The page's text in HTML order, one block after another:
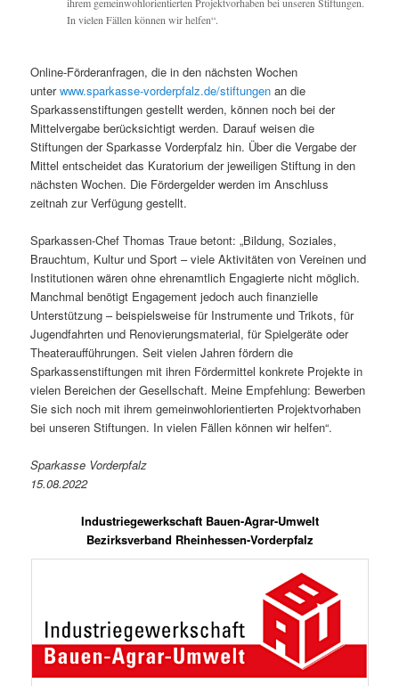
ihrem gemeinwohlorientierten Projektvorhaben bei unseren Stiftungen.
In vielen Fällen können wir helfen“.
Online-Förderanfragen, die in den nächsten Wochen
unterwww.sparkasse-vorderpfalz.de/stiftungen an die
Sparkassenstiftungen gestellt werden, können noch bei der
Mittelvergabe berücksichtigt werden. Darauf weisen die
Stiftungen der Sparkasse Vorderpfalz hin. Über die Vergabe der
Mittel entscheidet das Kuratorium der jeweiligen Stiftung in den
nächsten Wochen. Die Fördergelder werden im Anschluss
zeitnah zur Verfügung gestellt.
Sparkassen-Chef Thomas Traue betont: „Bildung, Soziales,
Brauchtum, Kultur und Sport – viele Aktivitäten von Vereinen und
Institutionen wären ohne ehrenamtlich Engagierte nicht möglich.
Manchmal benötigt Engagement jedoch auch finanzielle
Unterstützung – beispielsweise für Instrumente und Trikots, für
Jugendfahrten und Renovierungsmaterial, für Spielgeräte oder
Theateraufführungen. Seit vielen Jahren fördern die
Sparkassenstiftungen mit ihren Fördermittel konkrete Projekte in
vielen Bereichen der Gesellschaft. Meine Empfehlung: Bewerben
Sie sich noch mit ihrem gemeinwohlorientierten Projektvorhaben
bei unseren Stiftungen. In vielen Fällen können wir helfen“.
Sparkasse Vorderpfalz
15.08.2022
Industriegewerkschaft Bauen-Agrar-Umwelt
Bezirksverband Rheinhessen-Vorderpfalz